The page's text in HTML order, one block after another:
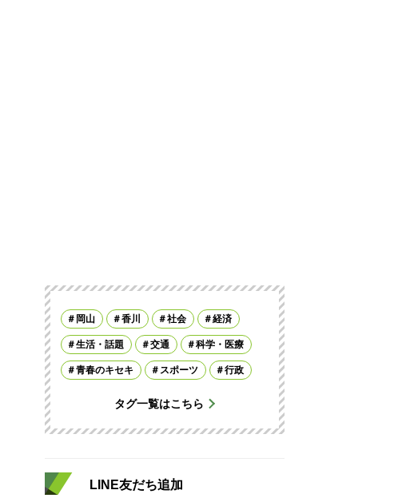
岡山 香川 社会 経済
生活・話題 交通 科学・医療
青春のキセキ スポーツ 行政
タグ一覧はこちら
LINE友だち追加